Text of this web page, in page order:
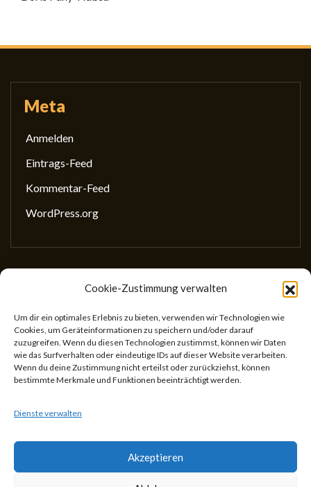
Cookie-Zustimmung verwalten
Um dir ein optimales Erlebnis zu bieten, verwenden wir Technologien wie
Cookies, um Geräteinformationen zu speichern und/oder darauf
zuzugreifen. Wenn du diesen Technologien zustimmst, können wir Daten
wie das Surfverhalten oder eindeutige IDs auf dieser Website verarbeiten.
Wenn du deine Zustimmung nicht erteilst oder zurückziehst, können
bestimmte Merkmale und Funktionen beeinträchtigt werden.
Dienste verwalten
Akzeptieren
Meta
Anmelden
Eintrags-Feed
Kommentar-Feed
WordPress.org
Gesellschaft für wissenschaftliches Schreiben
(GewissS)
ZVR: 746433059
Center for Teaching and Learning
Universitätsstr. 5